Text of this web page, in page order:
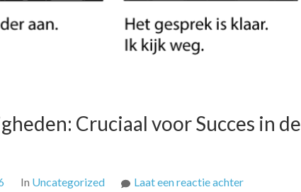
Cruciaal voor Succes in de
In Uncategorized Laat een reactie achterop